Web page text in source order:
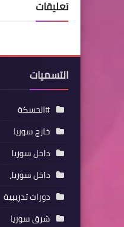
تعليقات
التسميات
#الحسكة
خارج سوريا
داخل سوريا
داخل سوريا،
دورات تدريبية
شرق سوريا